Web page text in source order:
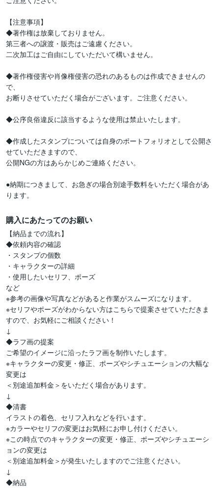
【注意事項】
◆著作権は放棄しておりません。
第三者への譲渡・販売はご遠慮ください。
二次加工はご自由にしていただいて構いません。
◆著作権侵害や肖像権侵害の恐れのあるものは作成できませんの
で、
お断りさせていただく場合がございます。ご注意ください。
◆公序良俗違反に該当するような使用は禁止いたします。
◆作成したスタンプについては自身のポートフォリオとして公開さ
せていただきますので、
公開NGの方はあらかじめご連絡ください。
●納期につきまして、お急ぎの場合別途手数料をいただく場合があ
ります。
購入にあたってのお願い
【納品までの流れ】
◆依頼内容の確認
・スタンプの個数
・キャラクターの詳細
・使用したいセリフ、ポーズ
など
※参考の画像や写真などがあると作業がスムーズになります。
※セリフやポーズがわからない方はこちらで提案させていただきま
すので、お気軽にご相談ください！
↓
◆ラフ画の提案
ご希望のイメージに沿ったラフ画を制作いたします。
※キャラクターの変更・修正、ポーズやシチュエーションの大幅な
変更は
＜別途追加料金＞をいただく場合があります。
↓
◆清書
イラストの着色、セリフ入れなどを行います。
※カラーやセリフの変更はお気軽にお申し付けください。
※この時点でのキャラクターの変更・修正、ポーズやシチュエーシ
ョンの変更は
＜別途追加料金＞が発生いたしますのでご注意ください。
↓
◆納品